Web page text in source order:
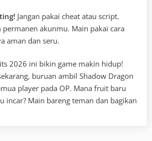
Jangan pakai cheat atau script.
permanen akunmu. Main pakai cara
aman dan seru.
2026 ini bikin game makin hidup!
buruan ambil Shadow Dragon
player pada OP. Mana fruit baru
incar? Main bareng teman dan bagikan